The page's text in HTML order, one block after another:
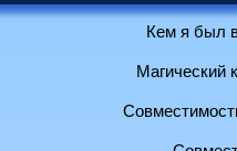
Кем я был
Магический